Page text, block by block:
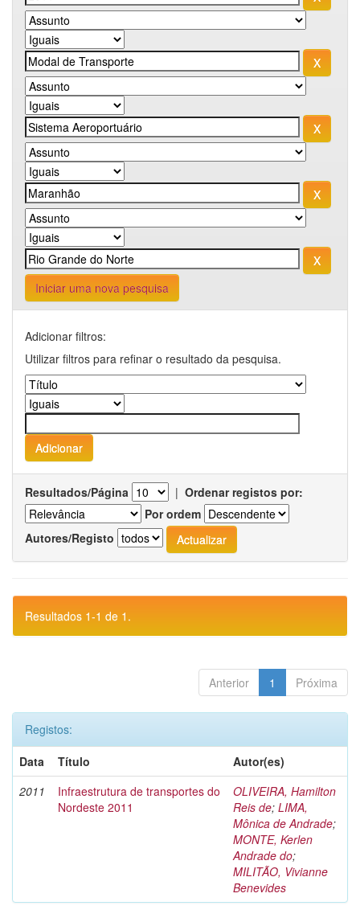
Iniciar uma nova pesquisa
Adicionar filtros:
Utilizar filtros para refinar o resultado da pesquisa.
Resultados/Página | Ordenar registos por:
Por ordem
Autores/Registo
Resultados 1-1 de 1.
Anterior 1 Próxima
Registos:
Data
Título
Autor(es)
2011
Infraestrutura de transportes do
Nordeste 2011
OLIVEIRA, Hamilton
Reis de; LIMA,
Mônica de Andrade;
MONTE, Kerlen
Andrade do;
MILITÃO, Vivianne
Benevides